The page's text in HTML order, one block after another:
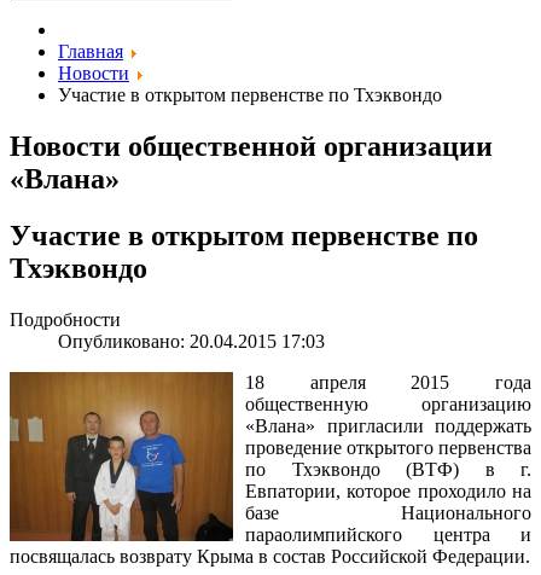
Главная
Новости
Участие в открытом первенстве по Тхэквондо
Новости общественной организации
«Влана»
Участие в открытом первенстве по
Тхэквондо
Подробности
Опубликовано: 20.04.2015 17:03
18 апреля 2015 года
общественную организацию
«Влана» пригласили поддержать
проведение открытого первенства
по Тхэквондо (ВТФ) в г.
Евпатории, которое проходило на
базе Национального
параолимпийского центра и
посвящалась возврату Крыма в состав Российской Федерации.